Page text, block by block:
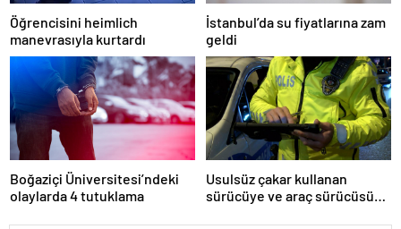
Öğrencisini heimlich
manevrasıyla kurtardı
İstanbul’da su fiyatlarına zam
geldi
Boğaziçi Üniversitesi’ndeki
olaylarda 4 tutuklama
Usulsüz çakar kullanan
sürücüye ve araç sürücüsüne